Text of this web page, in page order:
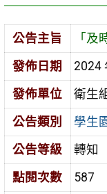
公告主旨
「
發佈日期
2024
發佈單位
衛生
公告類別
學生
公告等級
轉知
點閱次數
587